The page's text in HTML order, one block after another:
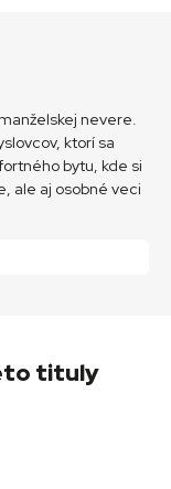
nevere.
ktorí sa
bytu, kde si
ale aj osobné veci
tituly